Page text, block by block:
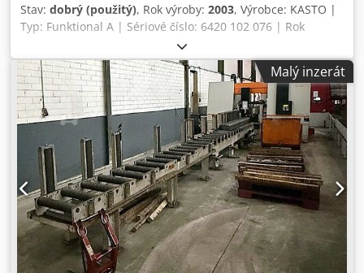
Stav: dobrý (použitý), Rok výroby: 2003, Výrobce: KASTO |
Typ: Funktional A | Sériové číslo: 6420 102 076 | Rok
výroby: 2003 | Výkon motoru: 2,5 kW | Automatická pásová
pila na kov | Elektrický hlavní pohon | Hydraulický upínací
a podávací systém | Integrované podávání materiálu s
válečkovou dráhou | Válečkové dráhy po obou stranách |
Hydraulický materiálový svěrák | Vedení pilového pásu s
přívodem chladicí kapaliny | Ovládací panel se řízením a
nouzovým vypínačem | Pro tyčový a profilový materiál |
Rozměry: cca 1700 mm x 1550 mm x 3600 mm (ŠxVxD) |
cca 890 kg | Uvedené rozměry jsou přibližné. Všechny
ostatní údaje bez záruky.| Šedá | Ocel Dedeyicg Iopfx
Aipock
Malý inzerát